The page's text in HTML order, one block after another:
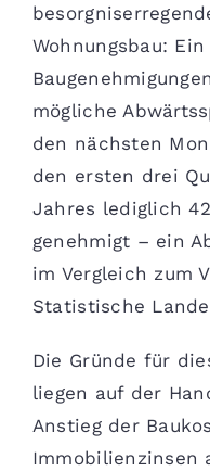
Wohnungsbau:
mögliche
den nächsten
den ersten drei
Jahres lediglich
genehmigt – ein
im Vergleich zum
Statistische
Die Gründe für
liegen auf der
Anstieg der
Immobilienzinsen